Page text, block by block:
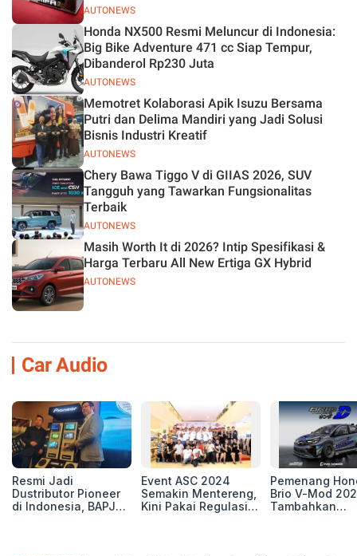
AUTONEWS
AUTONEWS
Honda NX500 Resmi Meluncur di Indonesia:
Big Bike Adventure 471 cc Siap Tempur,
Dibanderol Rp230 Juta
AUTONEWS
Memotret Kolaborasi Apik Isuzu Bersama
Putri dan Delima Mandiri yang Jadi Solusi
Bisnis Industri Kreatif
AUTONEWS
Chery Bawa Tiggo V di GIIAS 2026, SUV
Tangguh yang Tawarkan Fungsionalitas
Terbaik
AUTONEWS
Masih Worth It di 2026? Intip Spesifikasi &
Harga Terbaru All New Ertiga GX Hybrid
Car Audio
Resmi Jadi
Dustributor Pioneer
di Indonesia, BAPJ
Event ASC 2024
Semakin Mentereng,
Kini Pakai Regulasi
Pemenang
Brio V-Mod
Tambahkan